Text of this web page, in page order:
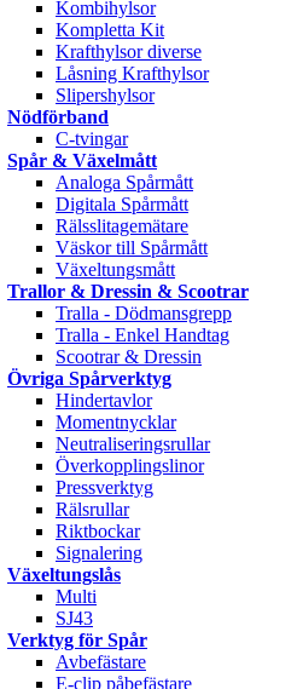
Kombihylsor
Kompletta Kit
Krafthylsor diverse
Låsning Krafthylsor
Slipershylsor
Nödförband
C-tvingar
Spår & Växelmått
Analoga Spårmått
Digitala Spårmått
Rälsslitagemätare
Väskor till Spårmått
Växeltungsmått
Trallor & Dressin & Scootrar
Tralla - Dödmansgrepp
Tralla - Enkel Handtag
Scootrar & Dressin
Övriga Spårverktyg
Hindertavlor
Momentnycklar
Neutraliseringsrullar
Överkopplingslinor
Pressverktyg
Rälsrullar
Riktbockar
Signalering
Växeltungslås
Multi
SJ43
Verktyg för Spår
Avbefästare
E-clip påbefästare